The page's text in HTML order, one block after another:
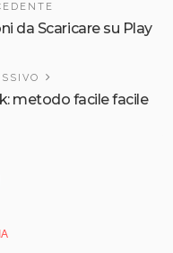
da Scaricare su Play
metodo facile facile